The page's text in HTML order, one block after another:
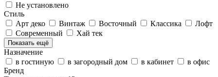
Не установлено
Стиль
Арт деко
Винтаж Восточный Классика
Лофт
Современный
Хай тек
Показать ещё
Назначение
в гостиную
в загородный дом в кабинет
в офис
Бренд